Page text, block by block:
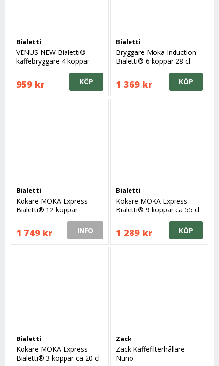
Bialetti
VENUS NEW Bialetti®
kaffebryggare 4 koppar
959 kr KÖP
Bialetti
Bryggare Moka Induction
Bialetti® 6 koppar 28 cl
1 369 kr KÖP
Bialetti
Kokare MOKA Express
Bialetti® 12 koppar
1 749 kr INFO
Bialetti
Kokare MOKA Express
Bialetti® 9 koppar ca 55 cl
1 289 kr KÖP
Bialetti
Kokare MOKA Express
Bialetti® 3 koppar ca 20 cl
Zack
Zack Kaffefilterhållare
Nuno